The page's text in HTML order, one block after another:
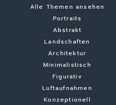
Alle Themen ansehen
Portraits
Abstrakt
Landschaften
Architektur
Minimalistisch
Figurativ
Luftaufnahmen
Konzeptionell